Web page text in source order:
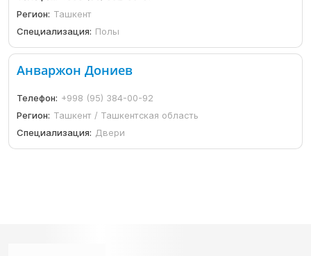
Регион: Ташкент
Специализация: Полы
Анваржон Дониев
Телефон: +998 (95) 384-00-92
Регион: Ташкент / Ташкентская область
Специализация: Двери